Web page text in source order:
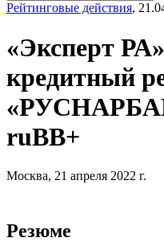
Рейтинговые действия,
«Эксперт
кредитный
ruBB+
Москва, 21 апреля 2022 г.
Резюме